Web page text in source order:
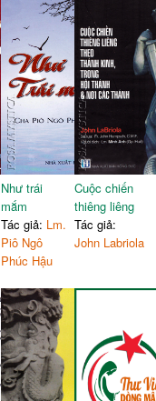
Như trái
mắm
Tác giả: Lm.
Piô Ngô
Phúc Hậu
Cuộc chiến
thiêng liêng
Tác giả:
John Labriola